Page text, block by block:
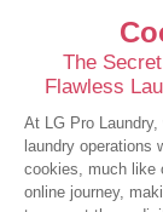
LG
постелнини
Ресурси
Студии на
Брошури
Новости